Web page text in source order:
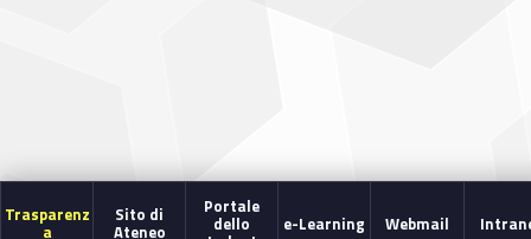
Trasparenz
a
Sito di
Ateneo
Portale
dello e-Learning Webmail